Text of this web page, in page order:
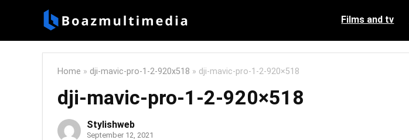
Films and tv
Home » dji-mavic-pro-1-2-920x518 » dji-mavic-pro-1-2-920×518
dji-mavic-pro-1-2-920×518
Stylishweb
September 12, 2021